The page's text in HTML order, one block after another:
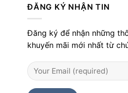
ĐĂNG KÝ NHẬN TIN
Đăng ký để nhận những
khuyến mãi mới nhất từ